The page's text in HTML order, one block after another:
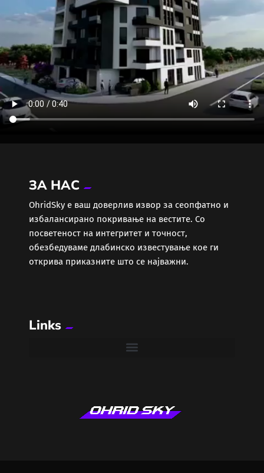
ЗА НАС
ОhridSky е ваш доверлив извор за сеопфатно и
избалансирано покривање на вестите. Со
посветеност на интегритет и точност,
обезбедуваме длабинско известување кое ги
открива приказните што се најважни.
Links